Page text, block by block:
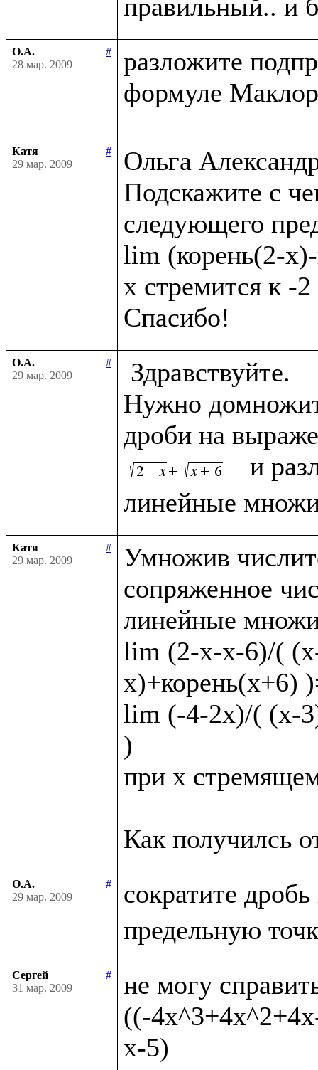
О.А.
#
28 мар. 2009
разложите
формуле
Катя
#
29 мар. 2009
Ольга
Подскажите с
следующего
lim (корень(2-
x стремится к -2
О.А.
#
29 мар. 2009
Нужно
дроби на
и
Катя
#
29 мар. 2009
Умножив
сопряженное
линейные
lim (2-x-x-6)/(
x)+корень(x+6)
lim (-4-2x)/( (x-
)
при x
О.А.
#
29 мар. 2009
сократите дробь
Сергей
#
31 мар. 2009
не могу
((-